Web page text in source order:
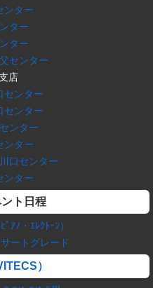
ンター
ター
ター
センター
店
センター
センター
ンター
ンター
口センター
ンター
ト日程
ｱﾉ・ｴﾚｸﾄｰﾝ）
ートグレード
）